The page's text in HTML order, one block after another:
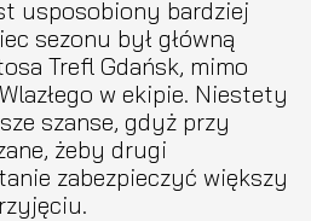
usposobiony bardziej
sezonu był główną
Trefl Gdańsk, mimo
w ekipie. Niestety
szanse, gdyż przy
żeby drugi
zabezpieczyć większy